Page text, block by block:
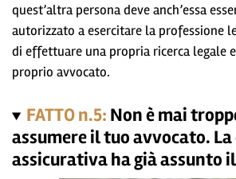
quest’altra persona deve anch’essa
autorizzato a esercitare la professione
di effettuare una propria ricerca legale
proprio avvocato.
FATTO n.5: Non è mai
assumere il tuo avvocato.
assicurativa ha già assunto